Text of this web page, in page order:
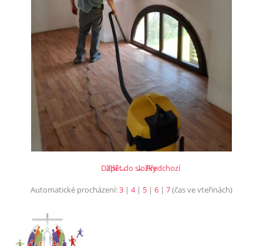
← Předchozí
Další →
Zpět do složky
Automatické procházení:3 | 4| 5 | 6 | 7(čas ve vteřinách)